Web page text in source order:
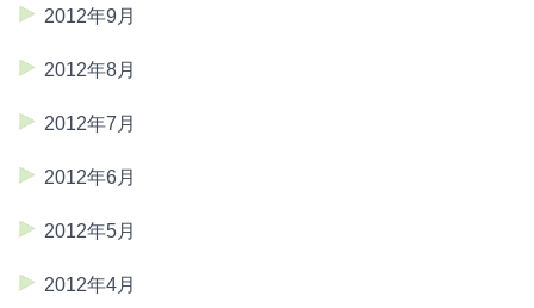
2012年9月
2012年8月
2012年7月
2012年6月
2012年5月
2012年4月